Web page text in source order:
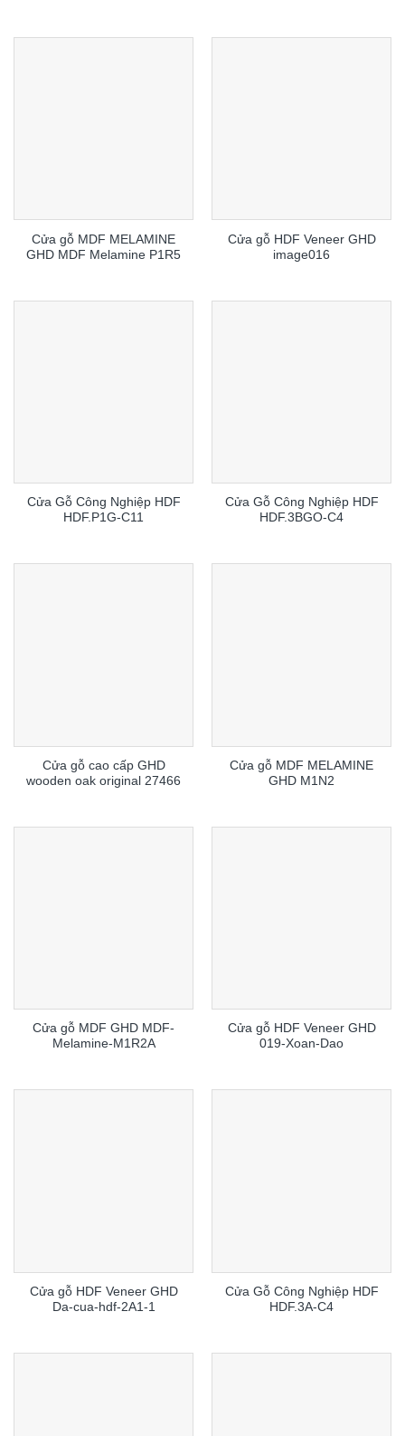
Cửa gỗ MDF MELAMINE
GHD MDF Melamine P1R5
Cửa gỗ HDF Veneer GHD
image016
Cửa Gỗ Công Nghiệp HDF
HDF.P1G-C11
Cửa Gỗ Công Nghiệp HDF
HDF.3BGO-C4
Cửa gỗ cao cấp GHD
wooden oak original 27466
Cửa gỗ MDF MELAMINE
GHD M1N2
Cửa gỗ MDF GHD MDF-
Melamine-M1R2A
Cửa gỗ HDF Veneer GHD
019-Xoan-Dao
Cửa gỗ HDF Veneer GHD
Da-cua-hdf-2A1-1
Cửa Gỗ Công Nghiệp HDF
HDF.3A-C4